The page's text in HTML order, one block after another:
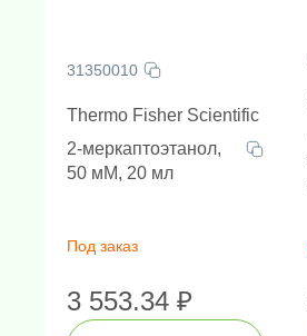
31350010
Thermo Fisher Scientific
2-меркаптоэтанол,
50 мМ, 20 мл
Под заказ
3 553.34 ₽